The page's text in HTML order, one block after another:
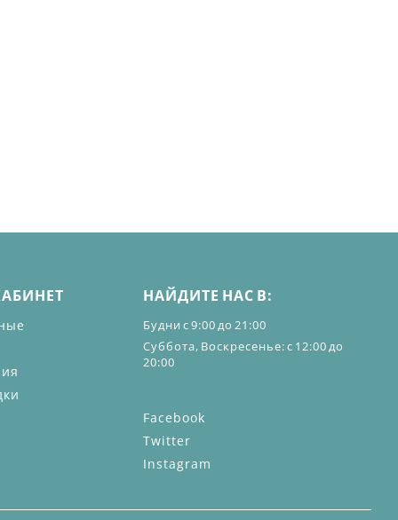
НАЙДИТЕ НАС В:
Будни с 9:00 до 21:00
Суббота, Воскресенье: с 12:00 до
20:00
Facebook
Twitter
Instagram